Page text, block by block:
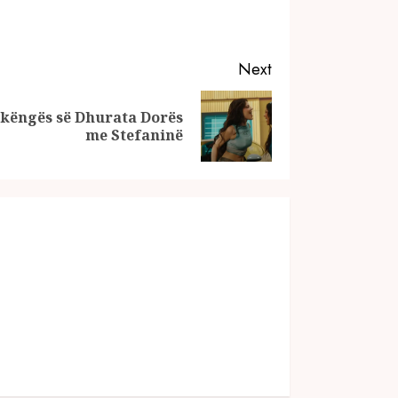
Next
së Dhurata Dorës
me Stefaninë